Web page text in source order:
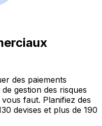
des paiements
gestion des risques
faut. Planifiez des
devises et plus de 190